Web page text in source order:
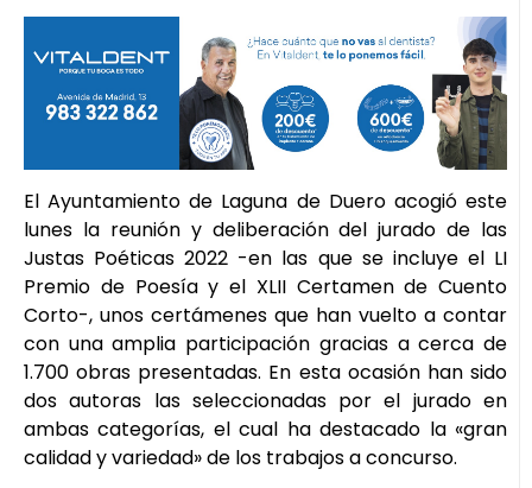
El Ayuntamiento de Laguna de Duero acogió este
lunes la reunión y deliberación del jurado de las
Justas Poéticas 2022 -en las que se incluye el LI
Premio de Poesía y el XLII Certamen de Cuento
Corto-, unos certámenes que han vuelto a contar
con una amplia participación gracias a cerca de
1.700 obras presentadas. En esta ocasión han sido
dos autoras las seleccionadas por el jurado en
ambas categorías, el cual ha destacado la «gran
calidad y variedad» de los trabajos a concurso.